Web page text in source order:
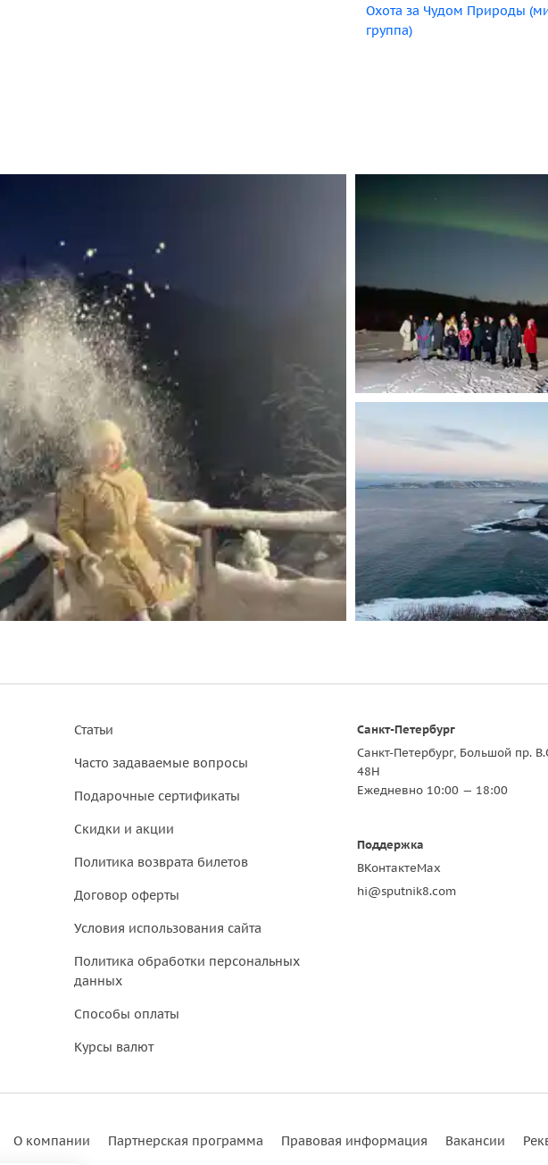
Охота за Чудом Природы
группа)
Статьи
Часто задаваемые вопросы
Подарочные сертификаты
Скидки и акции
Политика возврата билетов
Договор оферты
Условия использования сайта
Политика обработки персональных
данных
Способы оплаты
Курсы валют
Санкт-Петербург
Санкт-Петербург, Большой пр.
48Н
Ежедневно 10:00 — 18:00
Поддержка
ВКонтактеMax
hi@sputnik8.com
О компании Партнерская программа Правовая информация Вакансии